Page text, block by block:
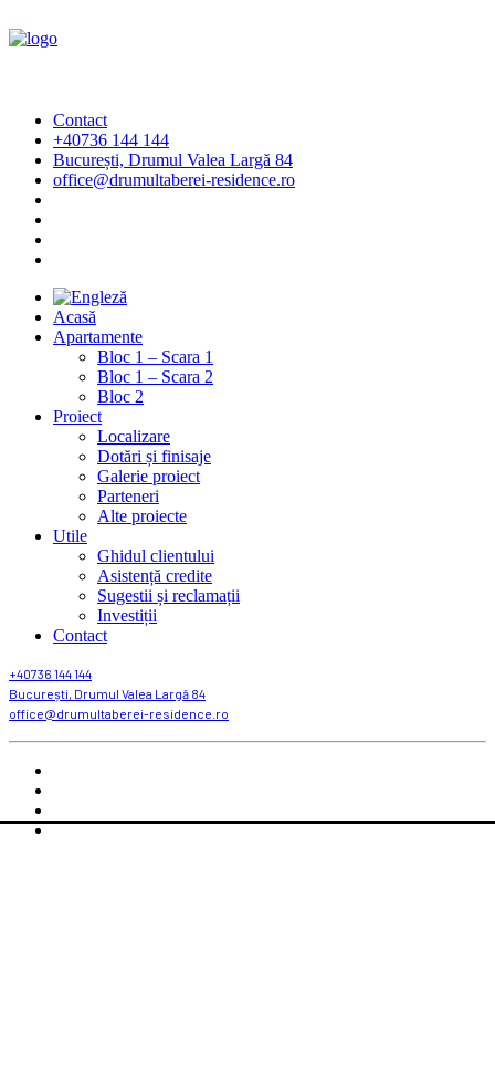
Contact
+40736 144 144
București, Drumul Valea Largă 84
office@drumultaberei-residence.ro
Acasă
Apartamente
Bloc 1 – Scara 1
Bloc 1 – Scara 2
Bloc 2
Proiect
Localizare
Dotări și finisaje
Galerie proiect
Parteneri
Alte proiecte
Utile
Ghidul clientului
Asistență credite
Sugestii și reclamații
Investiții
Contact
+40736 144 144
București, Drumul Valea Largă 84
office@drumultaberei-residence.ro